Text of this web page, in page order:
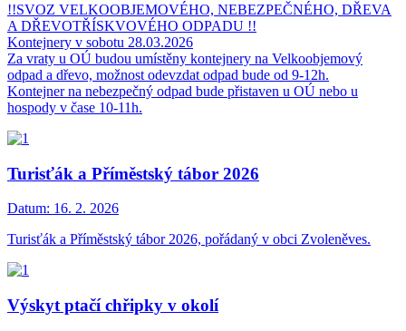
!!SVOZ VELKOOBJEMOVÉHO, NEBEZPEČNÉHO, DŘEVA
A DŘEVOTŘÍSKVOVÉHO ODPADU !!
Kontejnery v sobotu 28.03.2026
Za vraty u OÚ budou umístěny kontejnery na Velkoobjemový
odpad a dřevo, možnost odevzdat odpad bude od 9-12h.
Kontejner na nebezpečný odpad bude přistaven u OÚ nebo u
hospody v čase 10-11h.
Turisťák a Příměstský tábor 2026
Datum: 16. 2. 2026
Turisťák a Příměstský tábor 2026, pořádaný v obci Zvoleněves.
Výskyt ptačí chřipky v okolí